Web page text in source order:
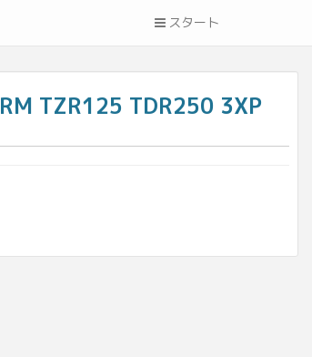
スタート
TZR125 TDR250 3XP